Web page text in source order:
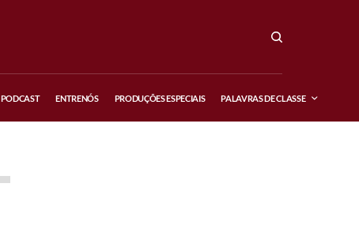
PODCAST ENTRENÓS PRODUÇÕES ESPECIAIS PALAVRAS DE CLASSE